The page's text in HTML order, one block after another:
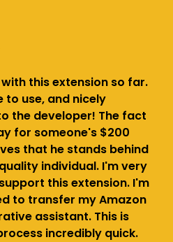
this extension so far.
to use, and nicely
the developer! The fact
for someone's $200
that he stands behind
individual. I'm very
this extension. I'm
to transfer my Amazon
assistant. This is
incredibly quick.